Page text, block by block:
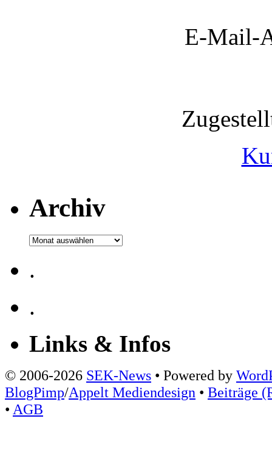
E-Mail-
Archiv
Archiv
.
.
Links & Infos
© 2006-2026 SEK-News • Powered by
BlogPimp/Appelt Mediendesign • Beiträge
• AGB